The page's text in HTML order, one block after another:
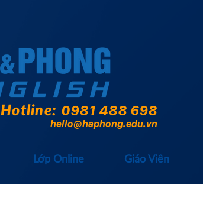
Hotline: 0981 488 698
hello@haphong.edu.vn
Lớp Online Giáo Viên